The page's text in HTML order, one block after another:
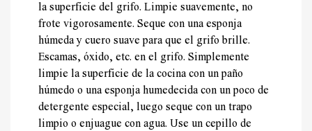
la superficie del grifo. Limpie suavemente, no
frote vigorosamente. Seque con una esponja
húmeda y cuero suave para que el grifo brille.
Escamas, óxido, etc. en el grifo. Simplemente
limpie la superficie de la cocina con un paño
húmedo o una esponja humedecida con un poco de
detergente especial, luego seque con un trapo
limpio o enjuague con agua. Use un cepillo de